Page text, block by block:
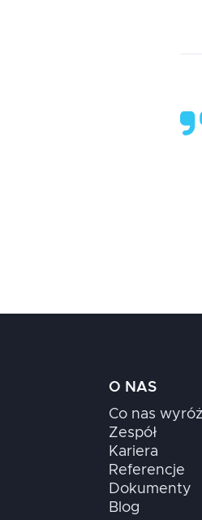
O NAS
Co nas
Zespół
Kariera
Referencje
Dokumenty
Blog